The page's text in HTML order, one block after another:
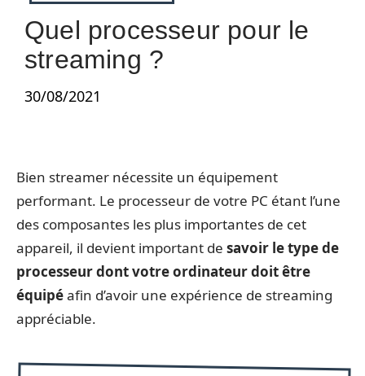
Quel processeur pour le
streaming ?
30/08/2021
Bien streamer nécessite un équipement
performant. Le processeur de votre PC étant l’une
des composantes les plus importantes de cet
appareil, il devient important de savoir le type de
processeur dont votre ordinateur doit être
équipéafin d’avoir une expérience de streaming
appréciable.